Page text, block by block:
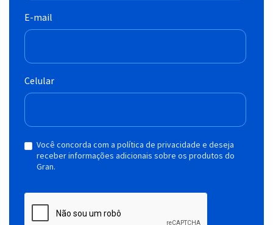
E-mail
Celular
Você concorda com a política de privacidade e deseja
receber informações adicionais sobre os produtos do
Gran.